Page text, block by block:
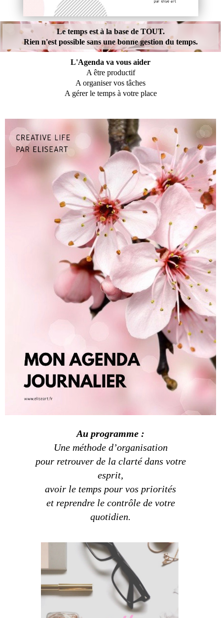
Le temps est à la base de TOUT.
Rien n'est possible sans une bonne gestion du temps.
L'Agenda va vous aider
A être productif
A organiser vos tâches
A gérer le temps à votre place
Au programme :
Une méthode d’organisation
pour retrouver de la clarté dans votre
esprit,
avoir le temps pour vos priorités
et reprendre le contrôle de votre
quotidien.